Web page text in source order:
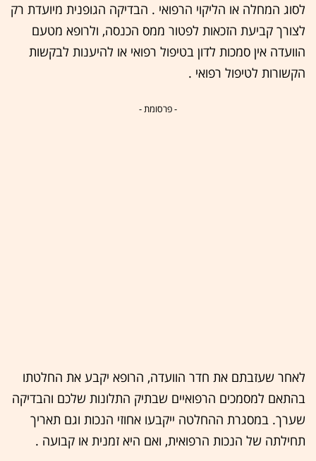
לסוג המחלה או הליקוי הרפואי . הבדיקה הגופנית מיועדת רק
לצורך קביעת הזכאות לפטור ממס הכנסה, ולרופא מטעם
הוועדה אין סמכות לדון בטיפול רפואי או להיענות לבקשות
הקשורות לטיפול רפואי .
- פרסומת -
לאחר שעזבתם את חדר הוועדה, הרופא יקבע את החלטתו
בהתאם למסמכים הרפואיים שבתיק התלונות שלכם והבדיקה
שערך. במסגרת ההחלטה ייקבעו אחוזי הנכות וגם תאריך
תחילתה של הנכות הרפואית, ואם היא זמנית או קבועה .